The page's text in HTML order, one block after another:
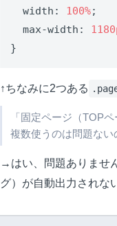
width : 100%;
max-width :
}
↑ちなみに2つある
「固定ページ（TOP
複数使うのは問題ない
→はい、問題ありませ
グ）が自動出力されな